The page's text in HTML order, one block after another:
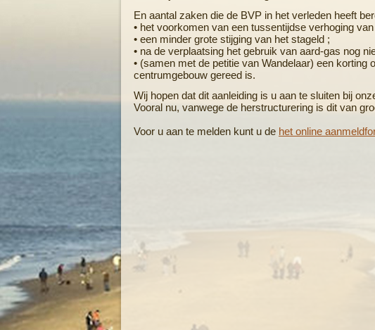
En aantal zaken die de BVP in het verleden heeft
• het voorkomen van een tussentijdse verhoging
• een minder grote stijging van het stageld ;
• na de verplaatsing het gebruik van aard-gas nog
• (samen met de petitie van Wandelaar) een korting
centrumgebouw gereed is.
Wij hopen dat dit aanleiding is u aan te sluiten bij
Vooral nu, vanwege de herstructurering is dit van
Voor u aan te melden kunt u de het online